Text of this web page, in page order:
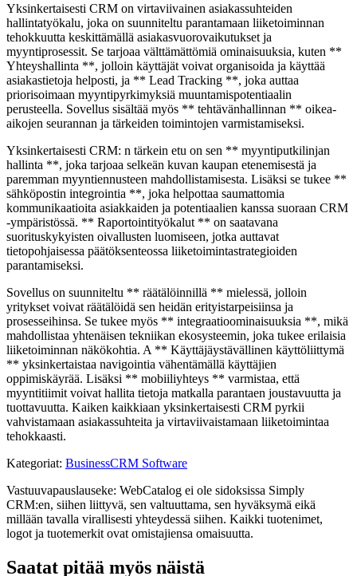
Yksinkertaisesti CRM on virtaviivainen asiakassuhteiden
hallintatyökalu, joka on suunniteltu parantamaan liiketoiminnan
tehokkuutta keskittämällä asiakasvuorovaikutukset ja
myyntiprosessit. Se tarjoaa välttämättömiä ominaisuuksia, kuten **
Yhteyshallinta **, jolloin käyttäjät voivat organisoida ja käyttää
asiakastietoja helposti, ja ** Lead Tracking **, joka auttaa
priorisoimaan myyntipyrkimyksiä muuntamispotentiaalin
perusteella. Sovellus sisältää myös ** tehtävänhallinnan ** oikea-
aikojen seurannan ja tärkeiden toimintojen varmistamiseksi.
Yksinkertaisesti CRM: n tärkein etu on sen ** myyntiputkilinjan
hallinta **, joka tarjoaa selkeän kuvan kaupan etenemisestä ja
paremman myyntiennusteen mahdollistamisesta. Lisäksi se tukee **
sähköpostin integrointia **, joka helpottaa saumattomia
kommunikaatioita asiakkaiden ja potentiaalien kanssa suoraan CRM
-ympäristössä. ** Raportointityökalut ** on saatavana
suorituskykyisten oivallusten luomiseen, jotka auttavat
tietopohjaisessa päätöksenteossa liiketoimintastrategioiden
parantamiseksi.
Sovellus on suunniteltu ** räätälöinnillä ** mielessä, jolloin
yritykset voivat räätälöidä sen heidän erityistarpeisiinsa ja
prosesseihinsa. Se tukee myös ** integraatioominaisuuksia **, mikä
mahdollistaa yhtenäisen tekniikan ekosysteemin, joka tukee erilaisia ​​
liiketoiminnan näkökohtia. A ** Käyttäjäystävällinen käyttöliittymä
** yksinkertaistaa navigointia vähentämällä käyttäjien
oppimiskäyrää. Lisäksi ** mobiiliyhteys ** varmistaa, että
myyntitiimit voivat hallita tietoja matkalla parantaen joustavuutta ja
tuottavuutta. Kaiken kaikkiaan yksinkertaisesti CRM pyrkii
vahvistamaan asiakassuhteita ja virtaviivaistamaan liiketoimintaa
tehokkaasti.
Kategoriat: BusinessCRM Software
Vastuuvapauslauseke: WebCatalog ei ole sidoksissa Simply
CRM:en, siihen liittyvä, sen valtuuttama, sen hyväksymä eikä
millään tavalla virallisesti yhteydessä siihen. Kaikki tuotenimet,
logot ja tuotemerkit ovat omistajiensa omaisuutta.
Saatat pitää myös näistä